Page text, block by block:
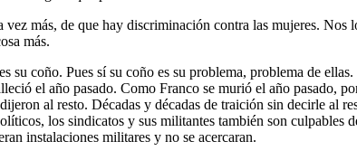
más, de que hay discriminación contra las mujeres.
más.
su coño. Pues sí su coño es su problema, problema de
el año pasado. Como Franco se murió el año pasado,
al resto. Décadas y décadas de traición sin decirle al
los sindicatos y sus militantes también son culpables
instalaciones militares y no se acercaran.